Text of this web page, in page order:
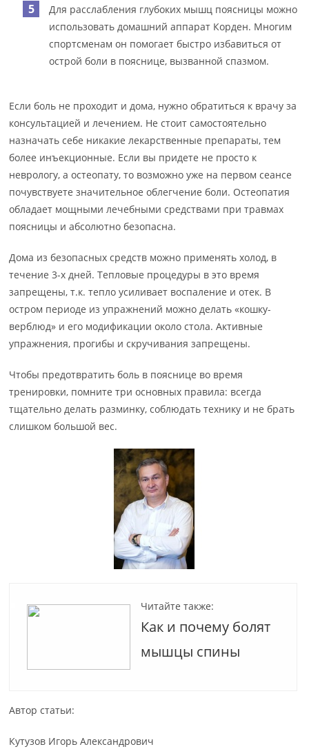
Для расслабления глубоких мышц поясницы можно
использовать домашний аппарат Корден. Многим
спортсменам он помогает быстро избавиться от
острой боли в пояснице, вызванной спазмом.
Если боль не проходит и дома, нужно обратиться к врачу за
консультацией и лечением. Не стоит самостоятельно
назначать себе никакие лекарственные препараты, тем
более инъекционные. Если вы придете не просто к
неврологу, а остеопату, то возможно уже на первом сеансе
почувствуете значительное облегчение боли. Остеопатия
обладает мощными лечебными средствами при травмах
поясницы и абсолютно безопасна.
Дома из безопасных средств можно применять холод, в
течение 3-х дней. Тепловые процедуры в это время
запрещены, т.к. тепло усиливает воспаление и отек. В
остром периоде из упражнений можно делать «кошку-
верблюд» и его модификации около стола. Активные
упражнения, прогибы и скручивания запрещены.
Чтобы предотвратить боль в пояснице во время
тренировки, помните три основных правила: всегда
тщательно делать разминку, соблюдать технику и не брать
слишком большой вес.
Читайте также:
Как и почему болят
мышцы спины
Автор статьи:
Кутузов Игорь Александрович